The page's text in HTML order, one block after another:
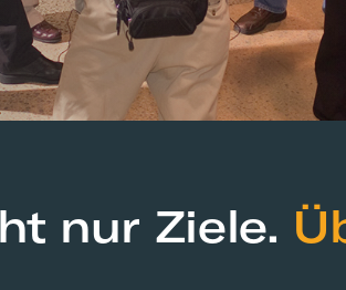
nur Ziele.